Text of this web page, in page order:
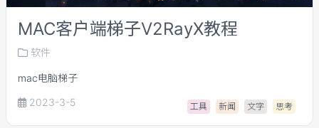
MAC客户端梯子V2RayX教程
软件
mac电脑梯子
2023-3-5
工具 新闻 文字 思考